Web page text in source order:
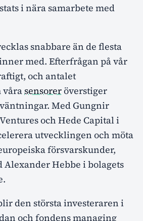
i nära samarbete med
snabbare än de flesta
med. Efterfrågan på vår
och antalet
vårasensoreröverstiger
Med Gungnir
och Hede Capital i
utvecklingen och möta
försvarskunder,
Alexander Hebbe i bolagets
den största investeraren i
och fondens managing